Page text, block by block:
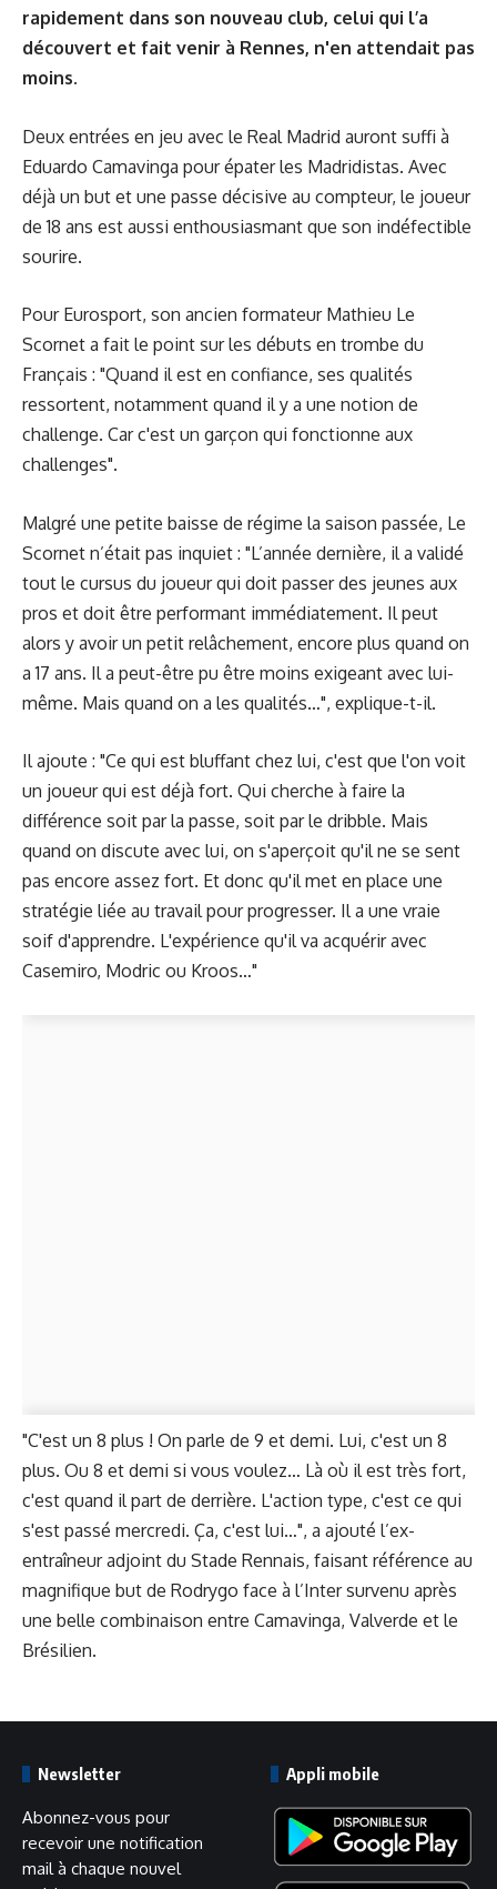
rapidement dans son nouveau club, celui qui l’a
découvert et fait venir à Rennes, n'en attendait pas
moins.
Deux entrées en jeu avec le Real Madrid auront suffi à
Eduardo Camavinga pour épater les Madridistas. Avec
déjà un but et une passe décisive au compteur, le joueur
de 18 ans est aussi enthousiasmant que son indéfectible
sourire.
Pour Eurosport, son ancien formateur Mathieu Le
Scornet a fait le point sur les débuts en trombe du
Français : "Quand il est en confiance, ses qualités
ressortent, notamment quand il y a une notion de
challenge. Car c'est un garçon qui fonctionne aux
challenges".
Malgré une petite baisse de régime la saison passée, Le
Scornet n’était pas inquiet : "L’année dernière, il a validé
tout le cursus du joueur qui doit passer des jeunes aux
pros et doit être performant immédiatement. Il peut
alors y avoir un petit relâchement, encore plus quand on
a 17 ans. Il a peut-être pu être moins exigeant avec lui-
même. Mais quand on a les qualités…", explique-t-il.
Il ajoute : "Ce qui est bluffant chez lui, c'est que l'on voit
un joueur qui est déjà fort. Qui cherche à faire la
différence soit par la passe, soit par le dribble. Mais
quand on discute avec lui, on s'aperçoit qu'il ne se sent
pas encore assez fort. Et donc qu'il met en place une
stratégie liée au travail pour progresser. Il a une vraie
soif d'apprendre. L'expérience qu'il va acquérir avec
Casemiro, Modric ou Kroos…"
"C'est un 8 plus ! On parle de 9 et demi. Lui, c'est un 8
plus. Ou 8 et demi si vous voulez… Là où il est très fort,
c'est quand il part de derrière. L'action type, c'est ce qui
s'est passé mercredi. Ça, c'est lui…", a ajouté l’ex-
entraîneur adjoint du Stade Rennais, faisant référence au
magnifique but de Rodrygo face à l’Inter survenu après
une belle combinaison entre Camavinga, Valverde et le
Brésilien.
Newsletter
Abonnez-vous pour
recevoir une notification
mail à chaque nouvel
Appli mobile